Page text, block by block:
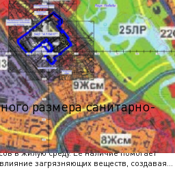
размера санитарно-
буферной территорией, ограничивающей
в жилую среду. Ее наличие помогает
загрязняющих веществ, создавая